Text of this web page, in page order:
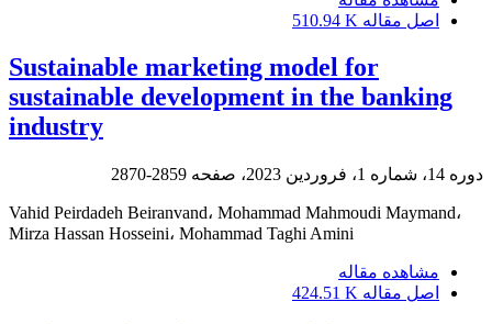
اصل مقاله 510.94 K
Sustainable marketing model for
sustainable development in the banking
industry
دوره 14، شماره 1، فروردین 2023، صفحه 2859-2870
Vahid Peirdadeh Beiranvand، Mohammad Mahmoudi Maymand،
Mirza Hassan Hosseini، Mohammad Taghi Amini
مشاهده مقاله
اصل مقاله 424.51 K